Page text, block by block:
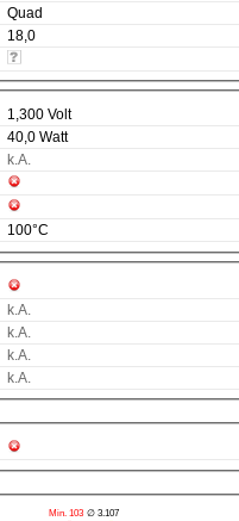
Quad
18,0
1,300 Volt
40,0 Watt
k.A.
100°C
k.A.
k.A.
k.A.
k.A.
Min. 103 ∅ 3.107